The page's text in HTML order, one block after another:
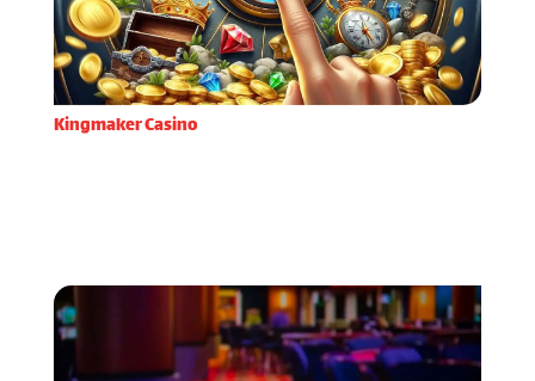
Kingmaker Casino